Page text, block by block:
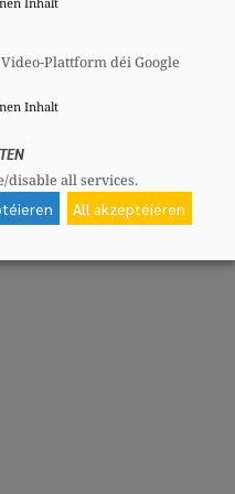
Plattform déi Google
Inhalt
disable all services.
All akzeptéieren